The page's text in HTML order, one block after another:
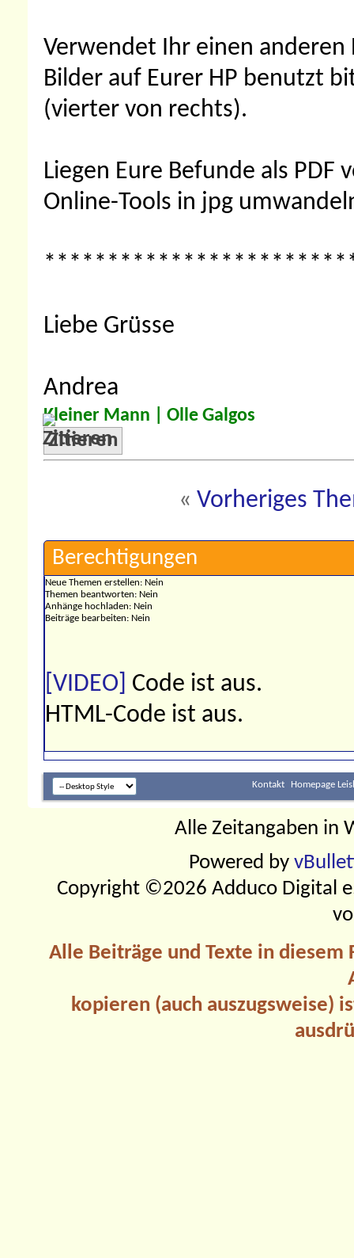
Verwendet Ihr einen
Bilder auf Eurer HP benutzt
(vierter von rechts).
Liegen Eure Befunde als
Online-Tools in jpg
Liebe Grüsse
Andrea
Kleiner Mann | Olle Galgos
Zitieren
« Vorheriges
Berechtigungen
Neue Themen erstellen: Nein
Themen beantworten: Nein
Anhänge hochladen: Nein
Beiträge bearbeiten: Nein
[VIDEO] Code ist aus.
HTML-Code ist aus.
Kontakt Homepage
Alle Zeitangaben in
Powered by
Copyright ©2026 Adduco Digital
Alle Beiträge und Texte in
kopieren (auch auszugsweise)